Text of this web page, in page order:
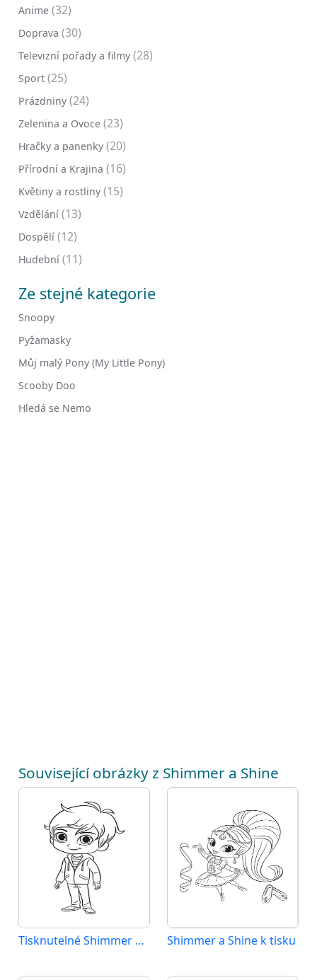
Anime (32)
Doprava (30)
Televizní pořady a filmy (28)
Sport (25)
Prázdniny (24)
Zelenina a Ovoce (23)
Hračky a panenky (20)
Přírodní a Krajina (16)
Květiny a rostliny (15)
Vzdělání (13)
Dospělí (12)
Hudební (11)
Ze stejné kategorie
Snoopy
Pyžamasky
Můj malý Pony (My Little Pony)
Scooby Doo
Hledá se Nemo
Související obrázky z Shimmer a Shine
Tisknutelné Shimmer a Shine zdarma Shimmer a Shine k tisku